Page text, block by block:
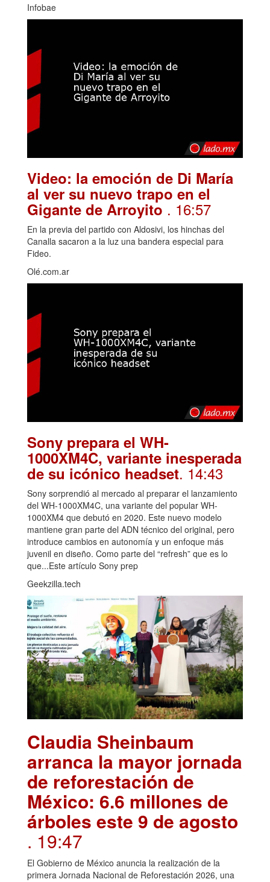
Infobae
Video: la emoción de Di María
al ver su nuevo trapo en el
Gigante de Arroyito . 16:57
En la previa del partido con Aldosivi, los hinchas del
Canalla sacaron a la luz una bandera especial para
Fideo.
Olé.com.ar
Sony prepara el WH-
1000XM4C, variante inesperada
de su icónico headset. 14:43
Sony sorprendió al mercado al preparar el lanzamiento
del WH-1000XM4C, una variante del popular WH-
1000XM4 que debutó en 2020. Este nuevo modelo
mantiene gran parte del ADN técnico del original, pero
introduce cambios en autonomía y un enfoque más
juvenil en diseño. Como parte del “refresh” que es lo
que...Este artículo Sony prep
Geekzilla.tech
Claudia Sheinbaum
arranca la mayor jornada
de reforestación de
México: 6.6 millones de
árboles este 9 de agosto
. 19:47
El Gobierno de México anuncia la realización de la
primera Jornada Nacional de Reforestación 2026, una